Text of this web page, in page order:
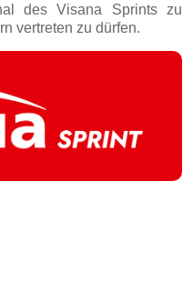
des Visana Sprints zu
vertreten zu dürfen.